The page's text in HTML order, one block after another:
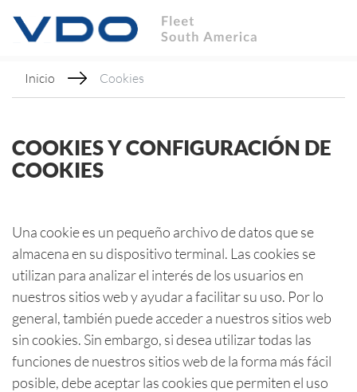
Inicio Cookies
COOKIES Y CONFIGURACIÓN DE
COOKIES
Una cookie es un pequeño archivo de datos que se
almacena en su dispositivo terminal. Las cookies se
utilizan para analizar el interés de los usuarios en
nuestros sitios web y ayudar a facilitar su uso. Por lo
general, también puede acceder a nuestros sitios web
sin cookies. Sin embargo, si desea utilizar todas las
funciones de nuestros sitios web de la forma más fácil
posible, debe aceptar las cookies que permiten el uso